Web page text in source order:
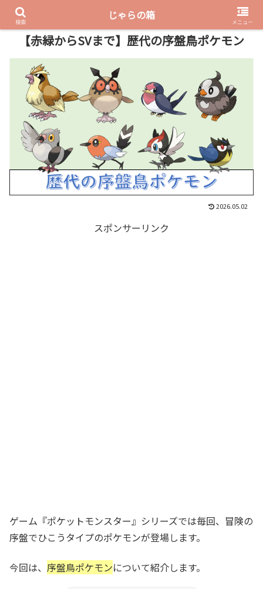
PR
【赤緑からSVまで】歴代の序盤鳥ポケモン
2026.05.02
スポンサーリンク
ゲーム『ポケットモンスター』シリーズでは毎回、冒険の
序盤でひこうタイプのポケモンが登場します。
今回は、 序盤鳥ポケモンについて紹介します。
検索
じゃらの箱
メニュー